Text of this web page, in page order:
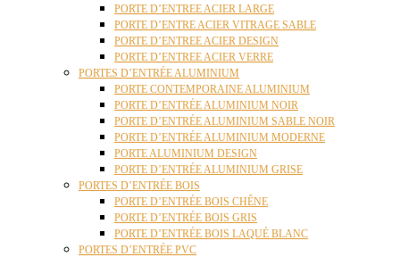
PORTE D’ENTREE ACIER LARGE
PORTE D’ENTRE ACIER VITRAGE SABLE
PORTE D’ENTREE ACIER DESIGN
PORTE D’ENTREE ACIER VERRE
PORTES D’ENTRÉE ALUMINIUM
PORTE CONTEMPORAINE ALUMINIUM
PORTE D’ENTRÉE ALUMINIUM NOIR
PORTE D’ENTRÉE ALUMINIUM SABLE NOIR
PORTE D’ENTRÉE ALUMINIUM MODERNE
PORTE ALUMINIUM DESIGN
PORTE D’ENTRÉE ALUMINIUM GRISE
PORTES D’ENTRÉE BOIS
PORTE D’ENTRÉE BOIS CHÊNE
PORTE D’ENTRÉE BOIS GRIS
PORTE D’ENTRÉE BOIS LAQUÉ BLANC
PORTES D’ENTRÉE PVC